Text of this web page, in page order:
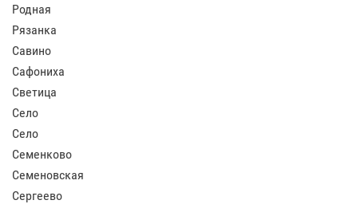
Родная
Рязанка
Савино
Сафониха
Светица
Село
Село
Семенково
Семеновская
Сергеево